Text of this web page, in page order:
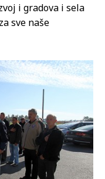
i gradova i sela
sve naše